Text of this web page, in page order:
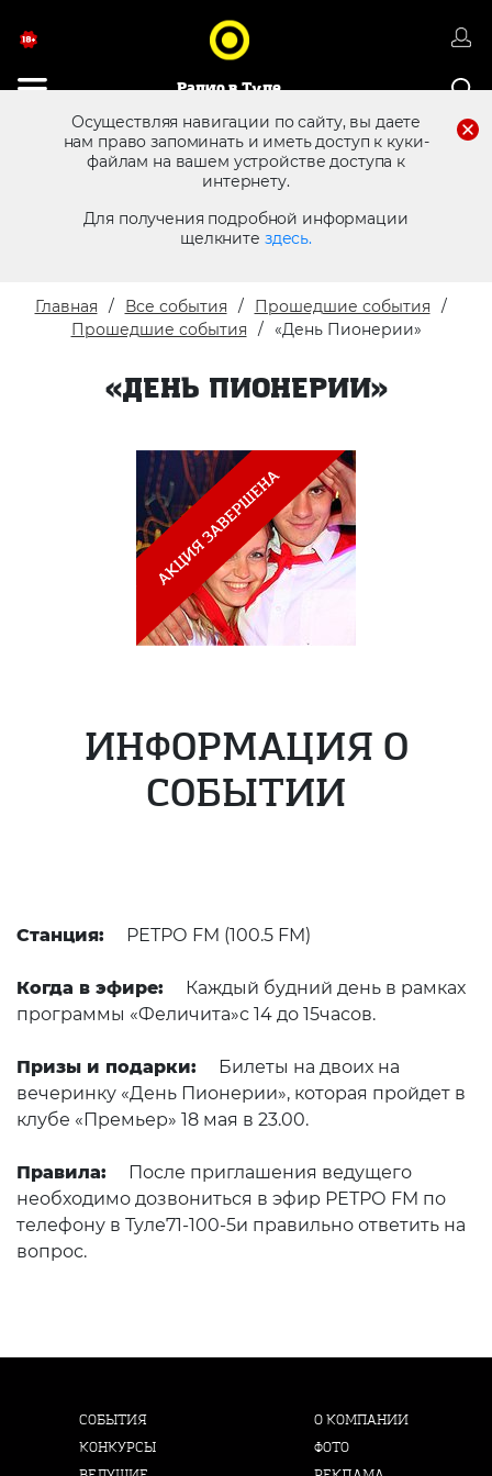
Радио в Туле
Осуществляя навигации по сайту, вы даете
нам право запоминать и иметь доступ к куки-
файлам на вашем устройстве доступа к
интернету.
Для получения подробной информации
щелкните здесь.
8 (4872) 250 470 Реклама в эфире
Главная Все события
Прошедшие события
Прошедшие события
«День Пионерии»
«ДЕНЬ ПИОНЕРИИ»
ИНФОРМАЦИЯ О
СОБЫТИИ
Станция: РЕТРО FM (100.5 FM)
Когда в эфире:
Каждый будний день в рамках
программы «Феличита»с 14 до 15часов.
Призы и подарки:
Билеты на двоих на
вечеринку «День Пионерии», которая пройдет в
клубе «Премьер» 18 мая в 23.00.
Правила:
После приглашения ведущего
необходимо дозвониться в эфир РЕТРО FM по
телефону в Туле71-100-5и правильно ответить на
вопрос.
СОБЫТИЯ
КОНКУРСЫ
О КОМПАНИИ
ФОТО